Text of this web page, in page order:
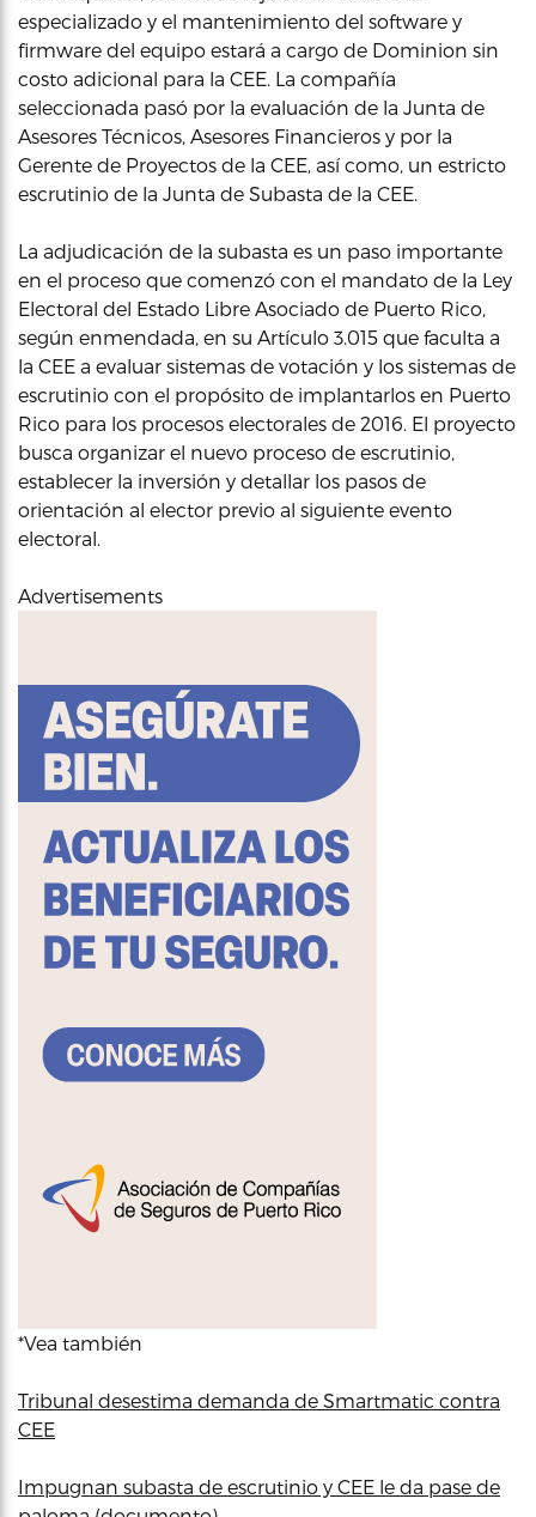
especializado y el mantenimiento del software y
firmware del equipo estará a cargo de Dominion sin
costo adicional para la CEE. La compañía
seleccionada pasó por la evaluación de la Junta de
Asesores Técnicos, Asesores Financieros y por la
Gerente de Proyectos de la CEE, así como, un estricto
escrutinio de la Junta de Subasta de la CEE.
La adjudicación de la subasta es un paso importante
en el proceso que comenzó con el mandato de la Ley
Electoral del Estado Libre Asociado de Puerto Rico,
según enmendada, en su Artículo 3.015 que faculta a
la CEE a evaluar sistemas de votación y los sistemas de
escrutinio con el propósito de implantarlos en Puerto
Rico para los procesos electorales de 2016. El proyecto
busca organizar el nuevo proceso de escrutinio,
establecer la inversión y detallar los pasos de
orientación al elector previo al siguiente evento
electoral.
Advertisements
*Vea también
Tribunal desestima demanda de Smartmatic contra
CEE
Impugnan subasta de escrutinio y CEE le da pase de